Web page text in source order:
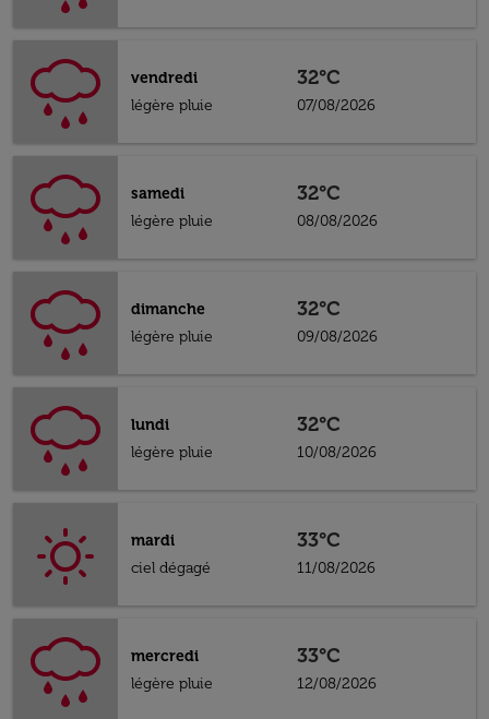
vendredi
légère pluie
32°C
07/08/2026
samedi
légère pluie
32°C
08/08/2026
dimanche
légère pluie
32°C
09/08/2026
lundi
légère pluie
32°C
10/08/2026
mardi
ciel dégagé
33°C
11/08/2026
mercredi
légère pluie
33°C
12/08/2026